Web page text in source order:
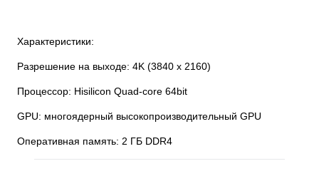
Характеристики:
Разрешение на выходе: 4K (3840 x 2160)
Процессор: Hisilicon Quad-core 64bit
GPU: многоядерный высокопроизводительный GPU
Оперативная память: 2 ГБ DDR4